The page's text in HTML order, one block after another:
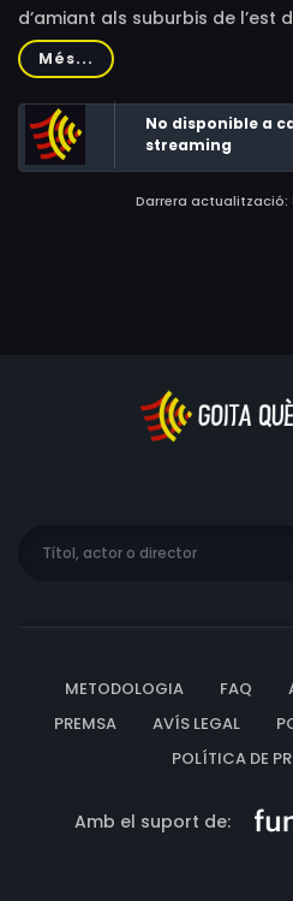
d’amiant als suburbis de l’est
convertir-se en el rei del coupé
aconseguir-ho, ha creat
nois ivorians que li donen
les seves festes.
Més...
No disponible a
streaming
Darrera actualització:
METODOLOGIA FAQ
PREMSA
AVÍS LEGAL
POLÍTICA DE
Amb el suport de: